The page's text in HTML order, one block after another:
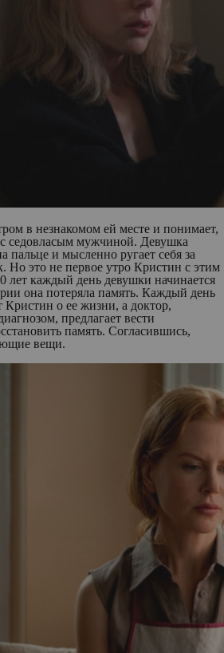
в незнакомом ей месте и понимает,
с седовласым мужчиной. Девушка
пальце и мысленно ругает себя за
Но это не первое утро Кристин с этим
каждый день девушки начинается
она потеряла память. Каждый день
Кристин о ее жизни, а доктор,
предлагает вести
память. Согласившись,
вещи.